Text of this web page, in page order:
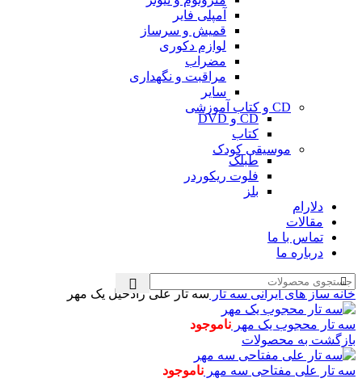
آمپلی فایر
قمیش و سرساز
لوازم دکوری
مضراب
مراقبت و نگهداری
سایر
CD و کتاب آموزشی
CD و DVD
کتاب
موسیقی کودک
طبلک
فلوت ریکوردر
بلز
دلارام
مقالات
تماس با ما
درباره ما
خانهساز های ایرانیسه تارسه تار علی زادخیل یک مهر
سه تار محجوب یک مهر ناموجود
بازگشت به محصولات
سه تار علی مفتاحی سه مهر ناموجود